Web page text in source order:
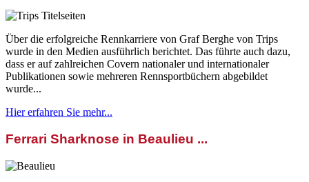
Über die erfolgreiche Rennkarriere von Graf Berghe von Trips
wurde in den Medien ausführlich berichtet. Das führte auch dazu,
dass er auf zahlreichen Covern nationaler und internationaler
Publikationen sowie mehreren Rennsportbüchern abgebildet
wurde...
Hier erfahren Sie mehr...
Ferrari Sharknose in Beaulieu ...